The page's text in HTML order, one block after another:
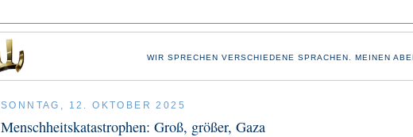
WIR SPRECHEN VERSCHIEDENE SPRACHEN. MEINEN
SONNTAG, 12. OKTOBER 2025
Menschheitskatastrophen: Groß, größer, Gaza